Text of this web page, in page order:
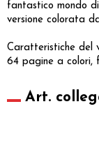
fantastico mondo
versione colorata
Caratteristiche del
64 pagine a colori,
Art.